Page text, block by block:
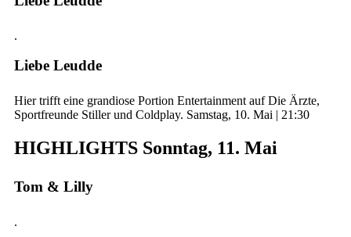
.
Liebe Leudde
Hier trifft eine grandiose Portion Entertainment auf Die Ärzte,
Sportfreunde Stiller und Coldplay. Samstag, 10. Mai | 21:30
HIGHLIGHTS Sonntag, 11. Mai
Tom & Lilly
.